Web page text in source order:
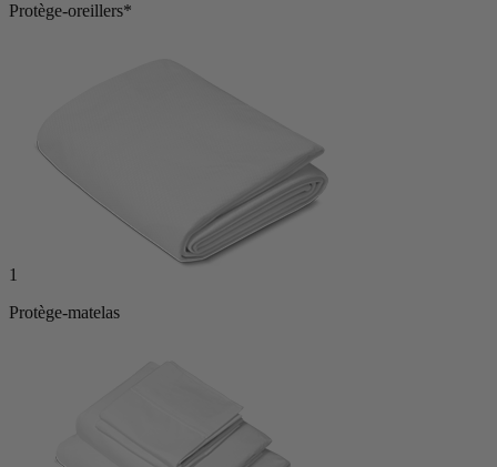
Protège-oreillers*
1
Protège-matelas